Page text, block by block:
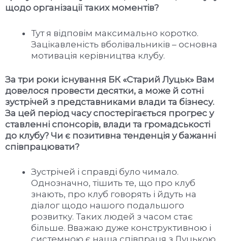
щодо організації таких моментів?
Тут я відповім максимально коротко.
Зацікавленість вболівальників – основна
мотивація керівництва клубу.
За три роки існування БК «Старий Луцьк» Вам
довелося провести десятки, а може й сотні
зустрічей з представниками влади та бізнесу.
За цей період часу спостерігається прогрес у
ставленні спонсорів, влади та громадськості
до клубу? Чи є позитивна тенденція у бажанні
співпрацювати?
Зустрічей і справді було чимало.
Однозначно, тішить те, що про клуб
знають, про клуб говорять і йдуть на
діалог щодо нашого подальшого
розвитку. Таких людей з часом стає
більше. Вважаю дуже конструктивною і